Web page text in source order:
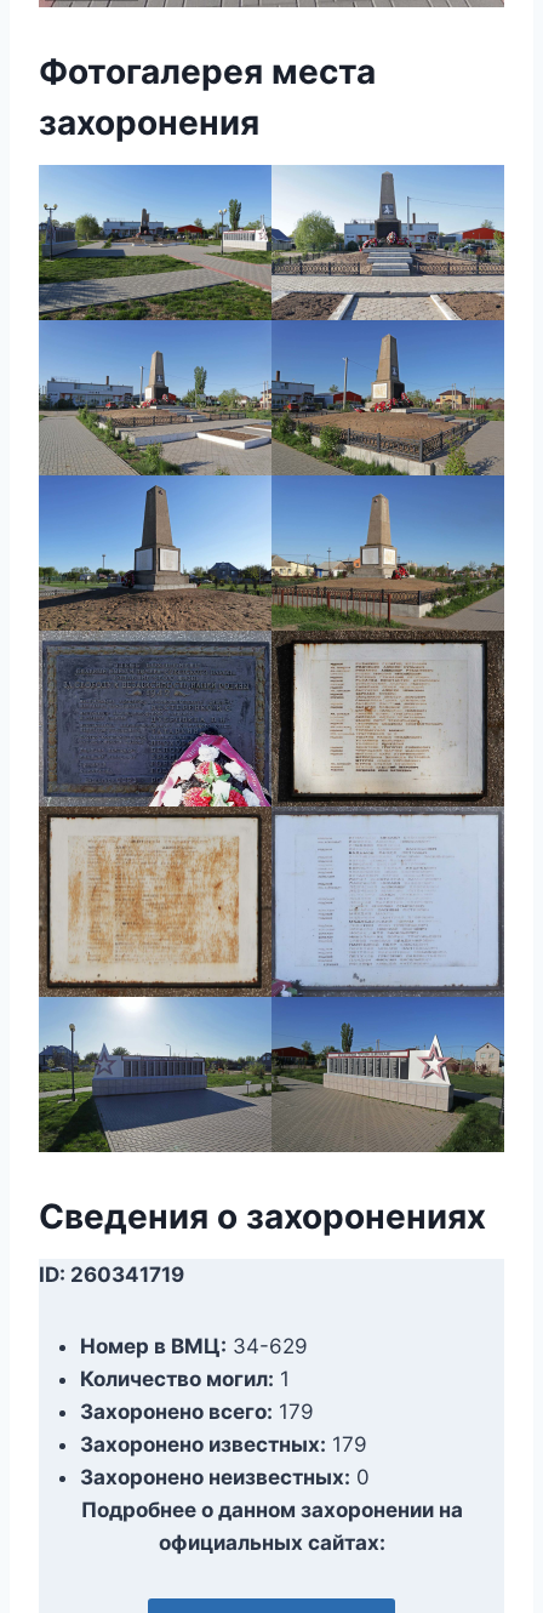
Фотогалерея места
захоронения
Сведения о захоронениях
ID: 260341719
Номер в ВМЦ: 34-629
Количество могил: 1
Захоронено всего: 179
Захоронено известных: 179
Захоронено неизвестных: 0
Подробнее о данном захоронении на
официальных сайтах: